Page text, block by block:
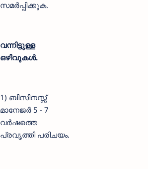
സമർപ്പിക്കുക.
വന്നിട്ടുള്ള
ഒഴിവുകൾ.
1) ബിസിനസ്സ്
മാനേജർ 5 - 7
വർഷത്തെ
പ്രവൃത്തി പരിചയം.